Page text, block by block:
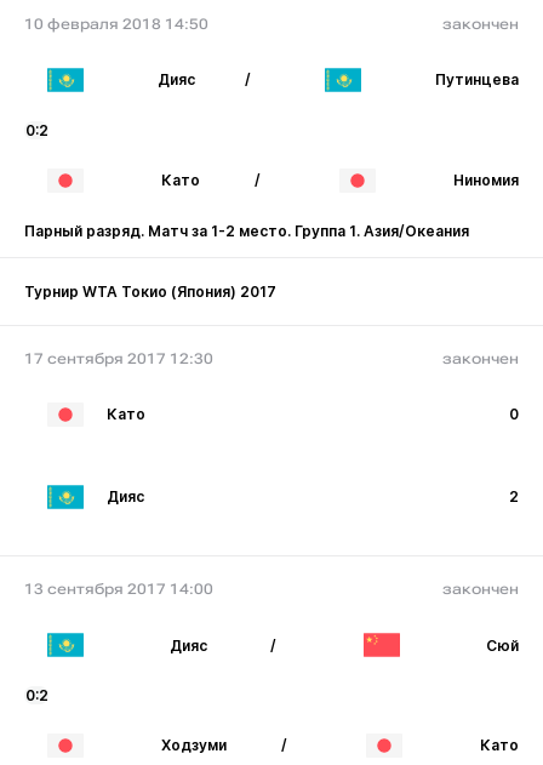
10 февраля 2018 14:50 закончен
Дияс / Путинцева
0:2
Като / Ниномия
Парный разряд. Матч за 1-2 место. Группа 1. Азия/Океания
Турнир WTA Токио (Япония) 2017
17 сентября 2017 12:30 закончен
Като 0
Дияс 2
13 сентября 2017 14:00 закончен
Дияс / Сюй
0:2
Ходзуми / Като